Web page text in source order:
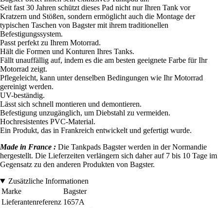
Seit fast 30 Jahren schützt dieses Pad nicht nur Ihren Tank vor
Kratzern und Stößen, sondern ermöglicht auch die Montage der
typischen Taschen von Bagster mit ihrem traditionellen
Befestigungssystem.
Passt perfekt zu Ihrem Motorrad.
Hält die Formen und Konturen Ihres Tanks.
Fällt unauffällig auf, indem es die am besten geeignete Farbe für Ihr
Motorrad zeigt.
Pflegeleicht, kann unter denselben Bedingungen wie Ihr Motorrad
gereinigt werden.
UV-beständig.
Lässt sich schnell montieren und demontieren.
Befestigung unzugänglich, um Diebstahl zu vermeiden.
Hochresistentes PVC-Material.
Ein Produkt, das in Frankreich entwickelt und gefertigt wurde.
Made in France : Die Tankpads Bagster werden in der Normandie
hergestellt. Die Lieferzeiten verlängern sich daher auf 7 bis 10 Tage im
Gegensatz zu den anderen Produkten von Bagster.
Zusätzliche Informationen
Marke
Bagster
Lieferantenreferenz 1657A